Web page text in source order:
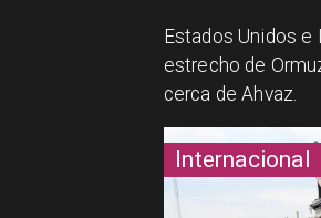
Internacional
Estados Unidos
estrecho de
cerca de Ahvaz.